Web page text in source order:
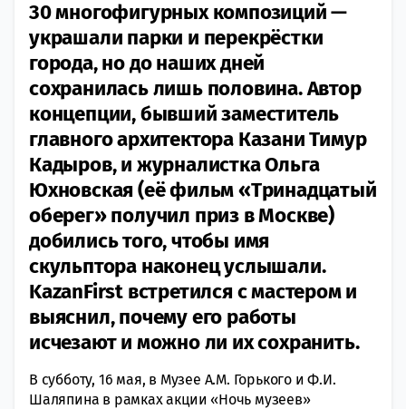
30 многофигурных композиций —
украшали парки и перекрёстки
города, но до наших дней
сохранилась лишь половина. Автор
концепции, бывший заместитель
главного архитектора Казани Тимур
Кадыров, и журналистка Ольга
Юхновская (её фильм «Тринадцатый
оберег» получил приз в Москве)
добились того, чтобы имя
скульптора наконец услышали.
KazanFirst встретился с мастером и
выяснил, почему его работы
исчезают и можно ли их сохранить.
В субботу, 16 мая, в Музее А.М. Горького и Ф.И.
Шаляпина в рамках акции «Ночь музеев»